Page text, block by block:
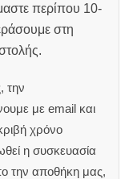
περίπου 10-
στη
την
με email και
χρόνο
η συσκευασία
την αποθήκη μας,